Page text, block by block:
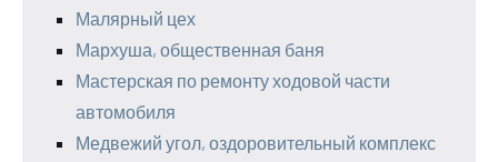
Малярный цех
Мархуша, общественная баня
Мастерская по ремонту ходовой части
автомобиля
Медвежий угол, оздоровительный комплекс